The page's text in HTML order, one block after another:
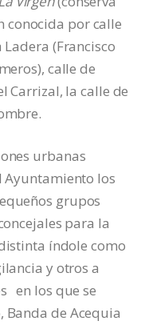
conocida por calle
Ladera (Francisco
calle de
Carrizal, la calle de
urbanas
los
grupos
para la
índole como
y otros a
en los que se
Banda de Acequia